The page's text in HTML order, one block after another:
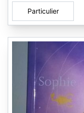
Particulier